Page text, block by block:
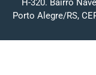
H-320. Bairro
Porto Alegre/RS,